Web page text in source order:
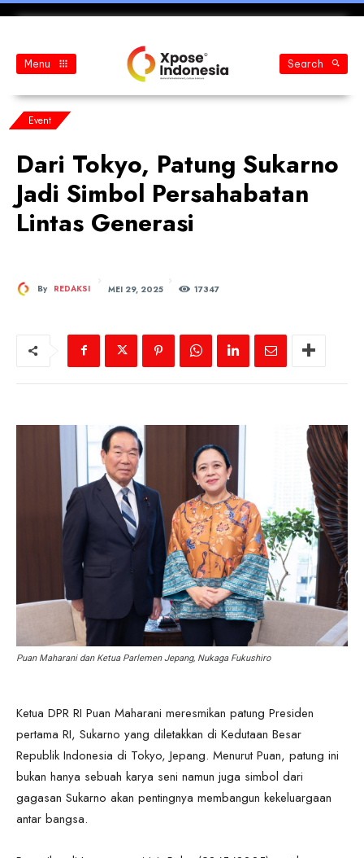
Menu Search
Event
Dari Tokyo, Patung Sukarno
Jadi Simbol Persahabatan
Lintas Generasi
By REDAKSI MEI 29, 2025 17347
Puan Maharani dan Ketua Parlemen Jepang, Nukaga Fukushiro
Ketua DPR RI Puan Maharani meresmikan patung Presiden
pertama RI, Sukarno yang diletakkan di Kedutaan Besar
Republik Indonesia di Tokyo, Jepang. Menurut Puan, patung ini
bukan hanya sebuah karya seni namun juga simbol dari
gagasan Sukarno akan pentingnya membangun kekeluargaan
antar bangsa.